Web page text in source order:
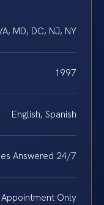
MD, DC, NJ, NY
1997
English, Spanish
Answered 24/7
Appointment Only